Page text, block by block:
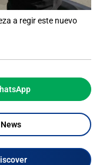
a regir este nuevo